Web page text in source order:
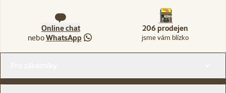
Online chat
neboWhatsApp
206 prodejen
jsme vám blízko